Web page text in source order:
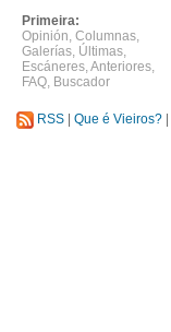
Primeira:
Opinión, Columnas,
Galerías, Últimas,
Escáneres,Anteriores,
FAQ, Buscador
RSS Que é Vieiros?